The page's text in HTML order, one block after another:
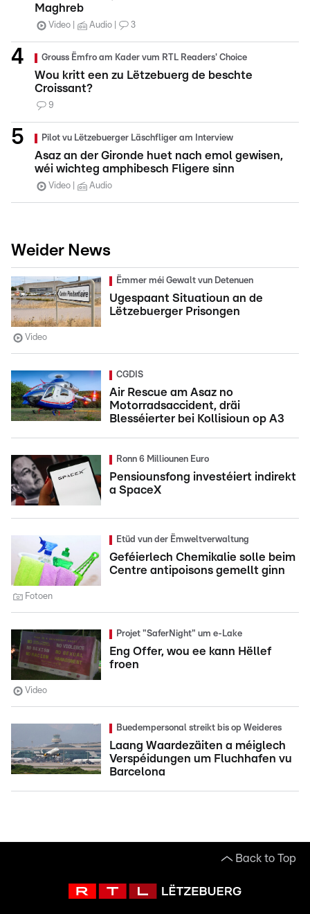
Maghreb
Video Audio 3
Grouss Ëmfro am Kader vum RTL Readers' Choice
Wou kritt een zu Lëtzebuerg de beschte
Croissant?
9
Pilot vu Lëtzebuerger Läschfliger am Interview
Asaz an der Gironde huet nach emol gewisen,
wéi wichteg amphibesch Fligere sinn
Video Audio
Weider News
Ëmmer méi Gewalt vun Detenuen
Ugespaant Situatioun an de
Lëtzebuerger Prisongen
Video
CGDIS
Air Rescue am Asaz no
Motorradsaccident, dräi
Blesséierter bei Kollisioun op A3
Ronn 6 Milliounen Euro
Pensiounsfong investéiert indirekt
a SpaceX
Etüd vun der Ëmweltverwaltung
Geféierlech Chemikalie solle beim
Centre antipoisons gemellt ginn
Fotoen
Projet "SaferNight" um e-Lake
Eng Offer, wou ee kann Hëllef
froen
Video
Buedempersonal streikt bis op Weideres
Laang Waardezäiten a méiglech
Verspéidungen um Fluchhafen vu
Barcelona
Back to Top